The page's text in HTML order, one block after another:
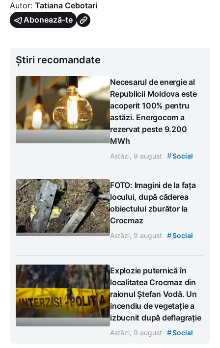
Autor: Tatiana Cebotari
Abonează-te
Știri recomandate
Necesarul de energie al
Republicii Moldova este
acoperit 100% pentru
astăzi. Energocom a
rezervat peste 9.200
MWh
Astăzi, 9 august #Social
FOTO: Imagini de la fața
locului, după căderea
obiectului zburător la
Crocmaz
Astăzi, 9 august #Social
Explozie puternică în
localitatea Crocmaz din
raionul Ștefan Vodă. Un
incendiu de vegetație a
izbucnit după deflagrație
Astăzi, 9 august #Social